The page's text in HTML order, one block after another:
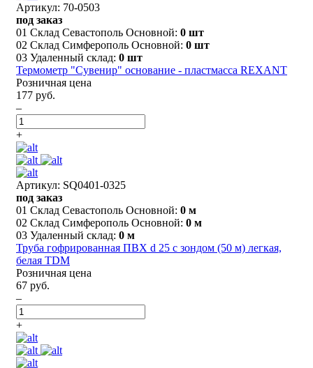
Артикул: 70-0503
под заказ
01 Склад Севастополь Основной: 0 шт
02 Склад Симферополь Основной: 0 шт
03 Удаленный склад: 0 шт
Термометр "Сувенир" основание - пластмасса REXANT
Розничная цена
177 руб.
–
+
Артикул: SQ0401-0325
под заказ
01 Склад Севастополь Основной: 0 м
02 Склад Симферополь Основной: 0 м
03 Удаленный склад: 0 м
Труба гофрированная ПВХ d 25 с зондом (50 м) легкая,
белая TDM
Розничная цена
67 руб.
–
+